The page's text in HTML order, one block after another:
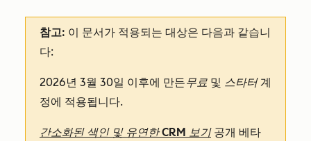
참고: 이 문서가 적용되는 대상은 다음과 같습니
다:
2026년 3월 30일 이후에 만든무료 및 스타터계
정에 적용됩니다.
간소화된 색인 및 유연한 CRM 보기공개 베타